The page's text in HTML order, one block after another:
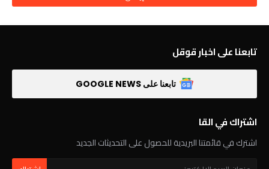
تابعنا على اخبار قوقل
تابعنا على GOOGLE NEWS
اشتراك في القا
اشترك في قائمتنا البريدية للحصول على التحديثات الجديد